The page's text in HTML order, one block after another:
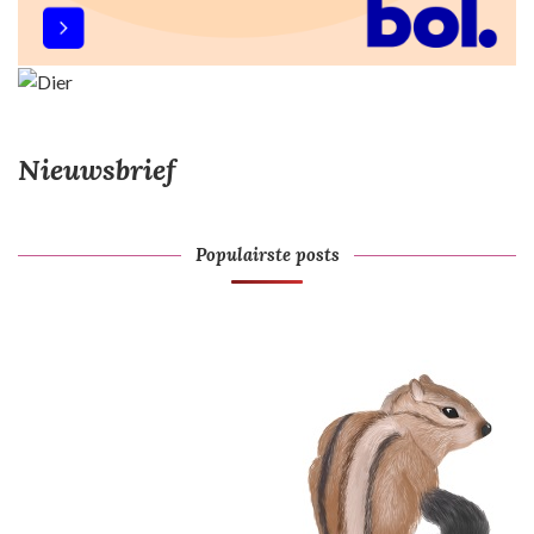
Nieuwsbrief
Populairste posts